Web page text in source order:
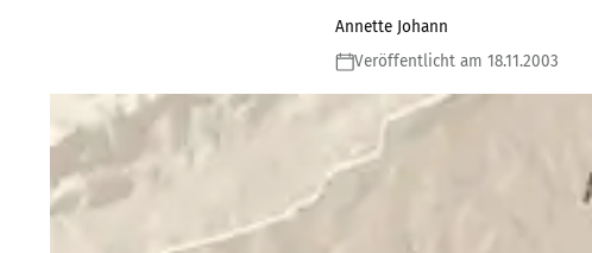
Annette Johann
Veröffentlicht am 18.11.2003